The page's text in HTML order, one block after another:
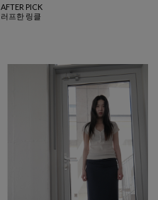
AFTER PICK
러프한 링클